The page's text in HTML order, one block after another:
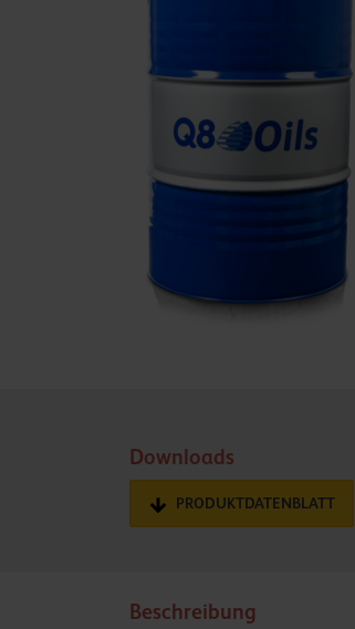
Downloads
PRODUKTDATENBLATT
Beschreibung